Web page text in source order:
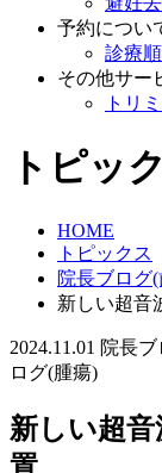
予約につい
診療
その他サー
トリ
トピッ
HOME
トピックス
院長ブログ
新しい超音
2024.11.01 院長
ログ(腫瘍)
新しい超
置